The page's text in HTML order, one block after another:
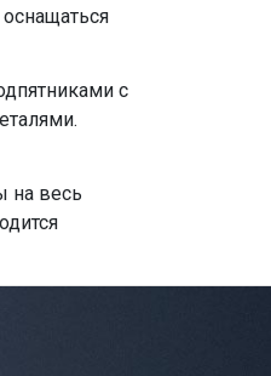
с
на весь